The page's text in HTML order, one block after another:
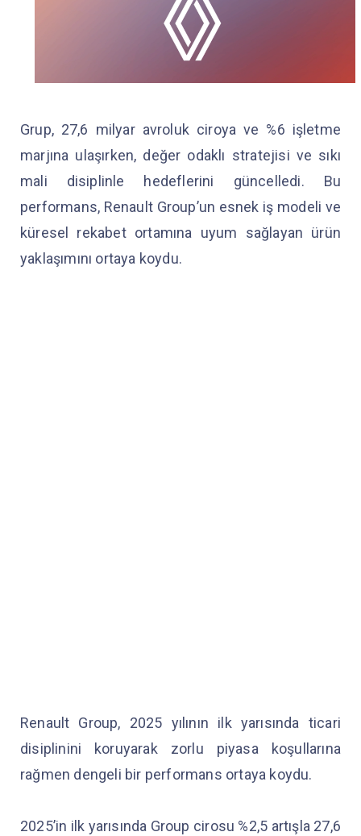
Grup, 27,6 milyar avroluk ciroya ve %6 işletme
marjına ulaşırken, değer odaklı stratejisi ve sıkı
mali disiplinle hedeflerini güncelledi. Bu
performans, Renault Group’un esnek iş modeli ve
küresel rekabet ortamına uyum sağlayan ürün
yaklaşımını ortaya koydu.
Renault Group, 2025 yılının ilk yarısında ticari
disiplinini koruyarak zorlu piyasa koşullarına
rağmen dengeli bir performans ortaya koydu.
2025’in ilk yarısında Group cirosu %2,5 artışla 27,6